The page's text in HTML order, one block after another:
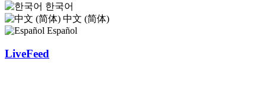
한국어
中文 (简体)
Español
LiveFeed